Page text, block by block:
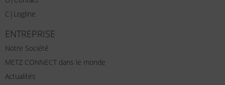
C|Logline
ENTREPRISE
Notre Société
METZ CONNECT dans le monde
Actualités